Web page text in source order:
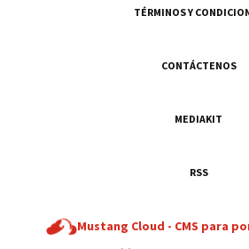
TÉRMINOS Y
CONTÁCTENOS
MEDIAKIT
RSS
Mustang Cloud - CMS para